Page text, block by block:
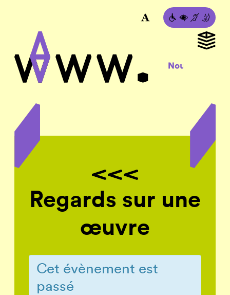
Regards sur une
œuvre
Cet évènement est
passé